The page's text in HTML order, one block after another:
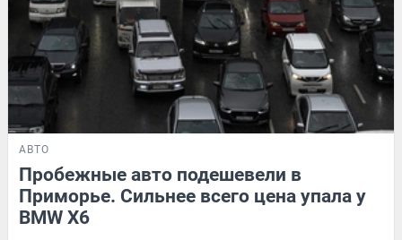
АВТО
Пробежные авто подешевели в
Приморье. Сильнее всего цена упала у
BMW X6